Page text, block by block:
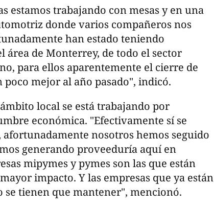
estamos trabajando con mesas y en una
donde varios compañeros nos
han estado teniendo
área de Monterrey, de todo el sector
para ellos aparentemente el cierre de
mejor al año pasado", indicó.
local se está trabajando por
económica. "Efectivamente sí se
nosotros hemos seguido
generando proveeduría aquí en
mipymes y pymes son las que están
impacto. Y las empresas que ya están
se tienen que mantener", mencionó.